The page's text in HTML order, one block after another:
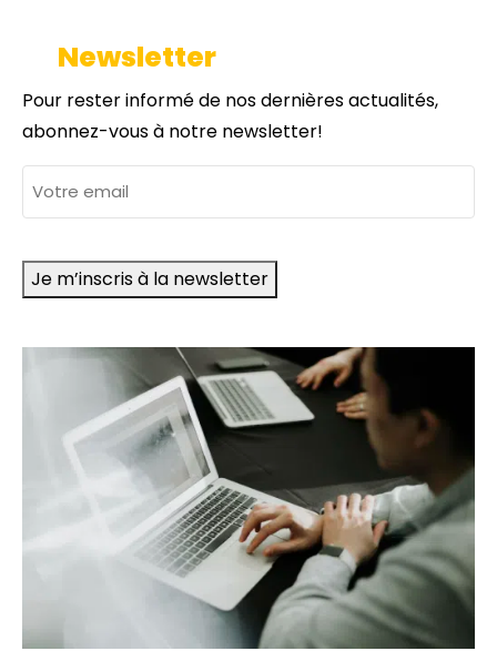
Newsletter
Pour rester informé de nos dernières actualités,
abonnez-vous à notre newsletter!
e-
Je m’inscris à la newsletter